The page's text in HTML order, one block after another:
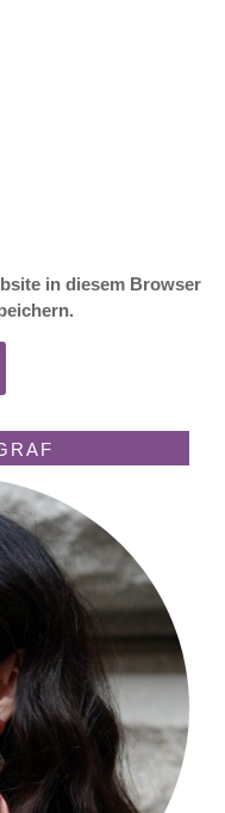
in diesem Browser